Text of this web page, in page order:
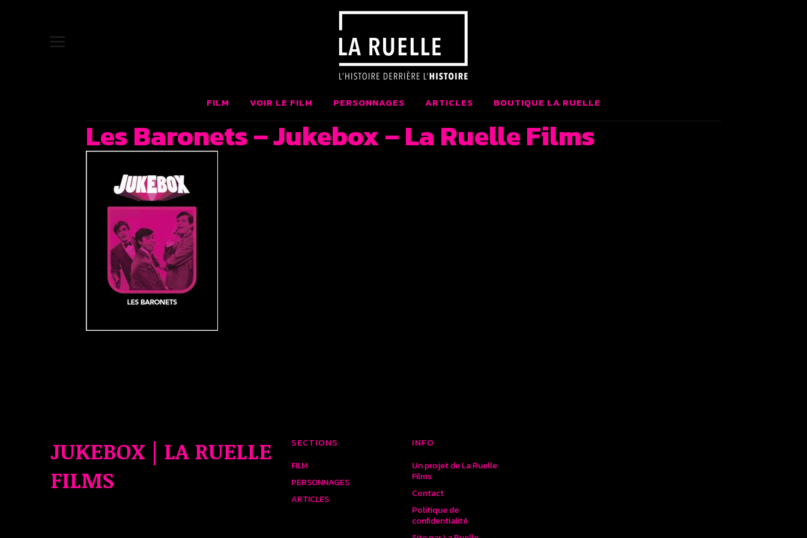
JUKEBOX | LA RUELLE FILMS
FILM VOIR LE FILM PERSONNAGES ARTICLES BOUTIQUE LA RUELLE
Les Baronets – Jukebox – La Ruelle Films
JUKEBOX | LA RUELLE
FILMS
SECTIONS
FILM
PERSONNAGES
ARTICLES
INFO
Un projet de La Ruelle
Films
Contact
Politique de
confidentialité